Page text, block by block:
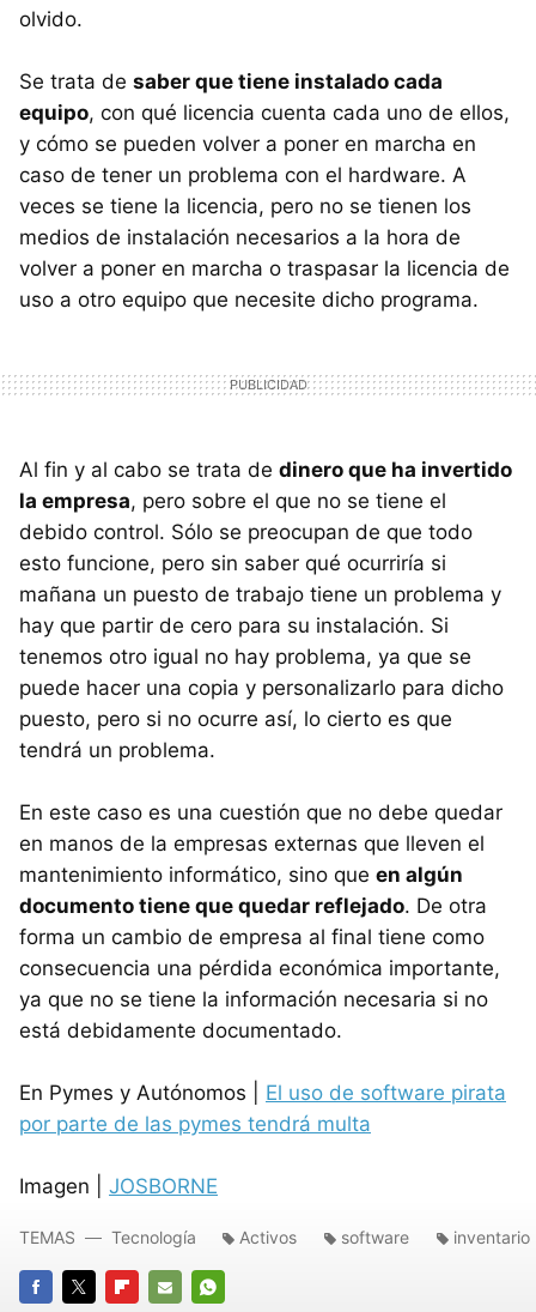
olvido.
Se trata de saber que tiene instalado cada
equipo, con qué licencia cuenta cada uno de ellos,
y cómo se pueden volver a poner en marcha en
caso de tener un problema con el hardware. A
veces se tiene la licencia, pero no se tienen los
medios de instalación necesarios a la hora de
volver a poner en marcha o traspasar la licencia de
uso a otro equipo que necesite dicho programa.
Al fin y al cabo se trata de dinero que ha invertido
la empresa, pero sobre el que no se tiene el
debido control. Sólo se preocupan de que todo
esto funcione, pero sin saber qué ocurriría si
mañana un puesto de trabajo tiene un problema y
hay que partir de cero para su instalación. Si
tenemos otro igual no hay problema, ya que se
puede hacer una copia y personalizarlo para dicho
puesto, pero si no ocurre así, lo cierto es que
tendrá un problema.
En este caso es una cuestión que no debe quedar
en manos de la empresas externas que lleven el
mantenimiento informático, sino que en algún
documento tiene que quedar reflejado. De otra
forma un cambio de empresa al final tiene como
consecuencia una pérdida económica importante,
ya que no se tiene la información necesaria si no
está debidamente documentado.
En Pymes y Autónomos | El uso de software pirata
por parte de las pymes tendrá multa
Imagen | JOSBORNE
TEMAS Tecnología Activos software inventario